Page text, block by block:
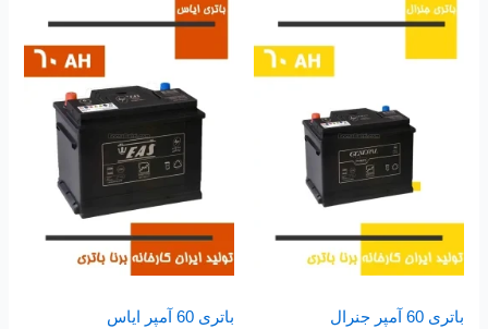
باتری 60 آمپر جنرال باتری 60 آمپر ایاس